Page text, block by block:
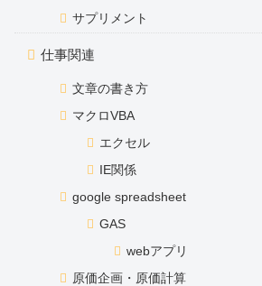
サプリメント
仕事関連
文章の書き方
マクロVBA
エクセル
IE関係
google spreadsheet
GAS
webアプリ
原価企画・原価計算